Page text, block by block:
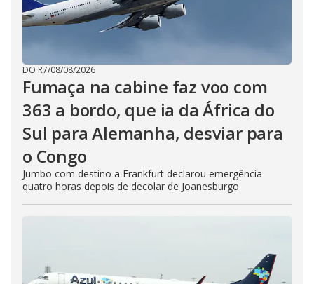
DO R7/08/08/2026
Fumaça na cabine faz voo com
363 a bordo, que ia da África do
Sul para Alemanha, desviar para
o Congo
Jumbo com destino a Frankfurt declarou emergência
quatro horas depois de decolar de Joanesburgo